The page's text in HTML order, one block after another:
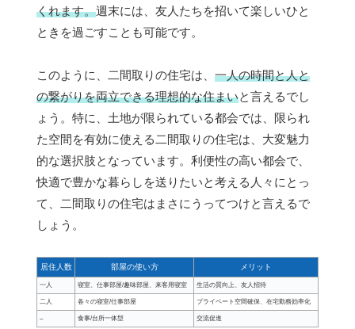
くれます。週末には、友人たちを招いて楽しいひと
ときを過ごすことも可能です。
このように、二間取りの住宅は、 一人の時間と人と
の繋がりを両立できる理想的な住まいと言えるでし
ょう。特に、土地が限られている都会では、限られ
た空間を有効に使える二間取りの住宅は、大変魅力
的な選択肢となっています。利便性の高い都会で、
快適で豊かな暮らしを送りたいと考える人々にとっ
て、二間取りの住宅はまさにうってつけと言えるで
しょう。
居住人数 部屋の使い方 メリット
一人 寝室、仕事部屋/趣味部屋、来客用寝室 生活の質向上、友人招待
二人 各々の寝室/仕事部屋 プライベート空間確保、在宅勤務効率化
– 食事/台所一体型 交流促進